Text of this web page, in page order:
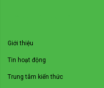
Giới thiệu
Tin hoạt động
Trung tâm kiến thức